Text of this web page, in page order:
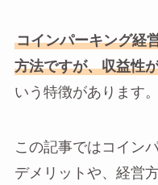
コインパーキング経
方法ですが、収益性
いう特徴があります。
この記事ではコイン
デメリットや、経営